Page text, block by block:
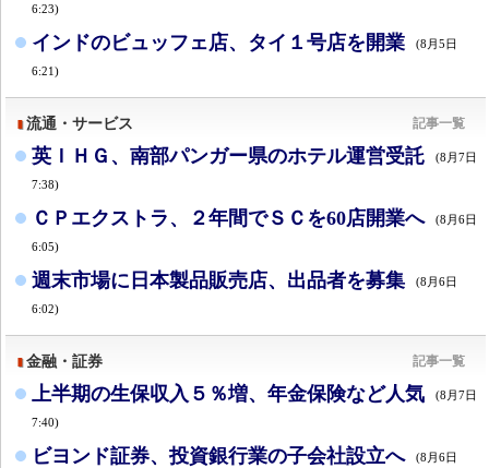
6:23)
インドのビュッフェ店、タイ１号店を開業 (8月5日
6:21)
流通・サービス 記事一覧
英ＩＨＧ、南部パンガー県のホテル運営受託 (8月7日
7:38)
ＣＰエクストラ、２年間でＳＣを60店開業へ (8月6日
6:05)
週末市場に日本製品販売店、出品者を募集 (8月6日
6:02)
金融・証券 記事一覧
上半期の生保収入５％増、年金保険など人気 (8月7日
7:40)
ビヨンド証券、投資銀行業の子会社設立へ (8月6日